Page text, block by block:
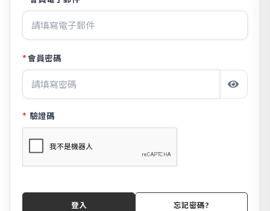
*會員密碼
* 驗證碼
登入 忘記密碼?